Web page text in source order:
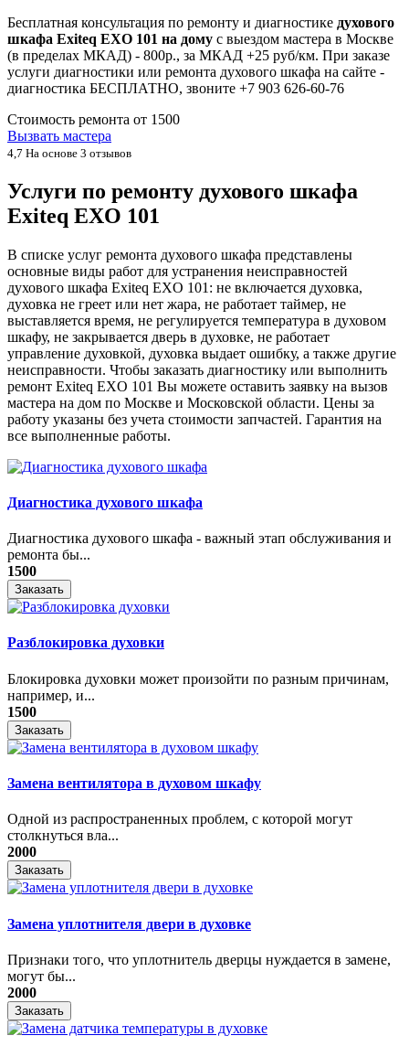
Бесплатная консультация по ремонту и диагностике духового
шкафа Exiteq EXO 101 на дому с выездом мастера в Москве
(в пределах МКАД) - 800р., за МКАД +25 руб/км. При заказе
услуги диагностики или ремонта духового шкафа на сайте -
диагностика БЕСПЛАТНО, звоните +7 903 626-60-76
Стоимость ремонта от 1500
Вызвать мастера
4,7 На основе 3 отзывов
Услуги по ремонту духового шкафа
Exiteq EXO 101
В списке услуг ремонта духового шкафа представлены
основные виды работ для устранения неисправностей
духового шкафа Exiteq EXO 101: не включается духовка,
духовка не греет или нет жара, не работает таймер, не
выставляется время, не регулируется температура в духовом
шкафу, не закрывается дверь в духовке, не работает
управление духовкой, духовка выдает ошибку, а также другие
неисправности. Чтобы заказать диагностику или выполнить
ремонт Exiteq EXO 101 Вы можете оставить заявку на вызов
мастера на дом по Москве и Московской области. Цены за
работу указаны без учета стоимости запчастей. Гарантия на
все выполненные работы.
Диагностика духового шкафа
Диагностика духового шкафа - важный этап обслуживания и
ремонта бы...
1500
Заказать
Разблокировка духовки
Блокировка духовки может произойти по разным причинам,
например, и...
1500
Заказать
Замена вентилятора в духовом шкафу
Одной из распространенных проблем, с которой могут
столкнуться вла...
2000
Заказать
Замена уплотнителя двери в духовке
Признаки того, что уплотнитель дверцы нуждается в замене,
могут бы...
2000
Заказать